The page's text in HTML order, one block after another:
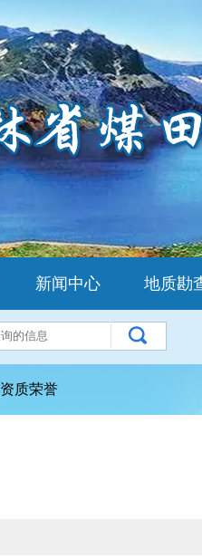
新闻中心 地质勘
资质荣誉